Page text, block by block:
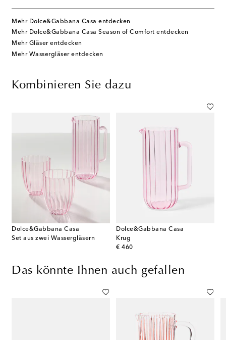
Mehr Dolce&Gabbana Casa entdecken
Mehr Dolce&Gabbana Casa Season of Comfort entdecken
Mehr Gläser entdecken
Mehr Wassergläser entdecken
Kombinieren Sie dazu
Dolce&Gabbana Casa
Set aus zwei Wassergläsern
Dolce&Gabbana Casa
Krug
€ 460
original price
Das könnte Ihnen auch gefallen